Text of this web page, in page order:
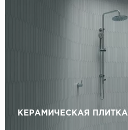
КЕРАМИЧЕСКАЯ ПЛИТКА